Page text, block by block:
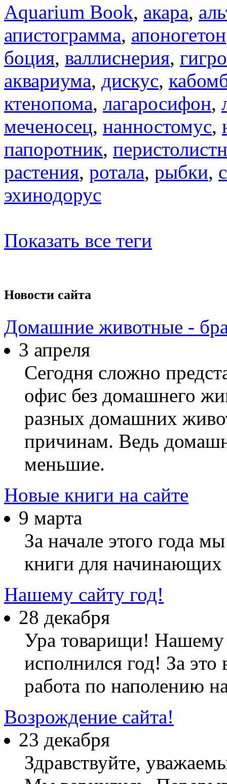
Aquarium Book, акара,
апистограмма, апоногетон
боция, валлиснерия,
аквариума, дискус,
ктенопома, лагаросифон,
меченосец, нанностомус,
папоротник,
растения, ротала, рыбки,
эхинодорус
Показать все теги
Новости сайта
Домашние животные -
3 апреля
Сегодня сложно
офис без домашнего
разных домашних
причинам. Ведь
меньшие.
Новые книги на сайте
9 марта
За начале этого года
книги для начинающих
Нашему сайту год!
28 декабря
Ура товарищи! Нашему
исполнился год! За
работа по наполению
Возрождение сайта!
23 декабря
Здравствуйте,